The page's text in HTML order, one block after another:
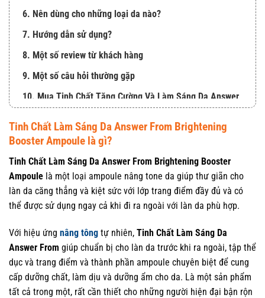
6. Nên dùng cho những loại da nào?
7. Hướng dẫn sử dụng?
8. Một số review từ khách hàng
9. Một số câu hỏi thường gặp
10. Mua Tinh Chất Tăng Cường Và Làm Sáng Da Answer
From chính hãng ở đâu?
Tinh Chất Làm Sáng Da Answer From Brightening
Booster Ampoule là gì?
Tinh Chất Làm Sáng Da Answer From Brightening Booster
Ampoule là một loại ampoule nâng tone da giúp thư giãn cho
làn da căng thẳng và kiệt sức với lớp trang điểm đầy đủ và có
thể được sử dụng ngay cả khi đi ra ngoài với làn da phù hợp.
Với hiệu ứng nâng tông tự nhiên, Tinh Chất Làm Sáng Da
Answer From giúp chuẩn bị cho làn da trước khi ra ngoài, tập thể
dục và trang điểm và thành phần ampoule chuyên biệt để cung
cấp dưỡng chất, làm dịu và dưỡng ẩm cho da. Là một sản phẩm
tất cả trong một, rất cần thiết cho những người hiện đại bận rộn